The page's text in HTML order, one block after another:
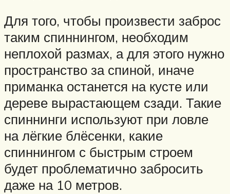
Для того, чтобы произвести заброс
таким спиннингом, необходим
неплохой размах, а для этого нужно
пространство за спиной, иначе
приманка останется на кусте или
дереве вырастающем сзади. Такие
спиннинги используют при ловле
на лёгкие блёсенки, какие
спиннингом с быстрым строем
будет проблематично забросить
даже на 10 метров.